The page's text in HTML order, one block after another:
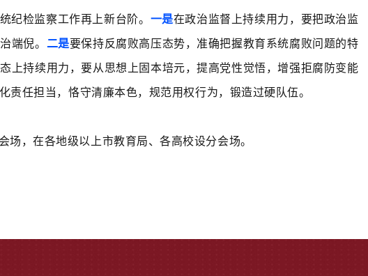
纪检监察工作再上新台阶。 一是在政治监督上持续用力，要把政治监
端倪。 二是要保持反腐败高压态势，准确把握教育系统腐败问题的特
上持续用力，要从思想上固本培元，提高党性觉悟，增强拒腐防变能
任担当，恪守清廉本色，规范用权行为，锻造过硬队伍。
，在各地级以上市教育局、各高校设分会场。